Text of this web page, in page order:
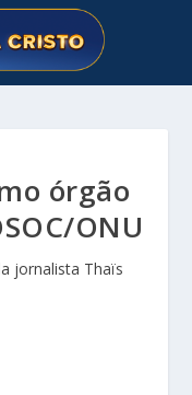
órgão
ONU
jornalista Thaïs